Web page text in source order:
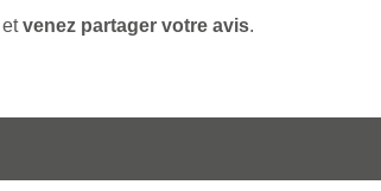
venez partager votre avis.